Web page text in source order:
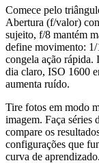
Comece pelo
Abertura (f/valor)
sujeito, f/8 mantém
define movimento: 1/
congela ação rápida.
dia claro, ISO 1600
aumenta ruído.
Tire fotos em modo
imagem. Faça séries
compare os
configurações que
curva de aprendizado.